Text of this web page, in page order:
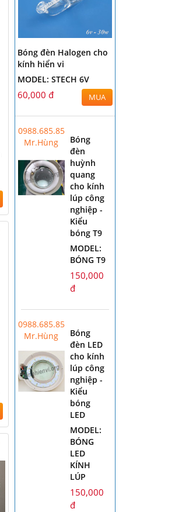
Bóng đèn Halogen cho
kính hiển vi
MODEL: STECH 6V
60,000 đ MUA
0988.685.856
Mr.Hùng
Bóng
đèn
huỳnh
quang
cho kính
lúp công
nghiệp -
Kiểu
bóng T9
MODEL:
BÓNG T9
150,000
đ
0988.685.856
Mr.Hùng
Bóng
đèn LED
cho kính
lúp công
nghiệp -
Kiểu
bóng
LED
MODEL:
BÓNG
LED
KÍNH
LÚP
150,000
đ